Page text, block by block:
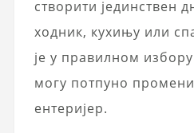
створити јединствен
ходник, кухињу или
је у правилном
могу потпуно
ентеријер.